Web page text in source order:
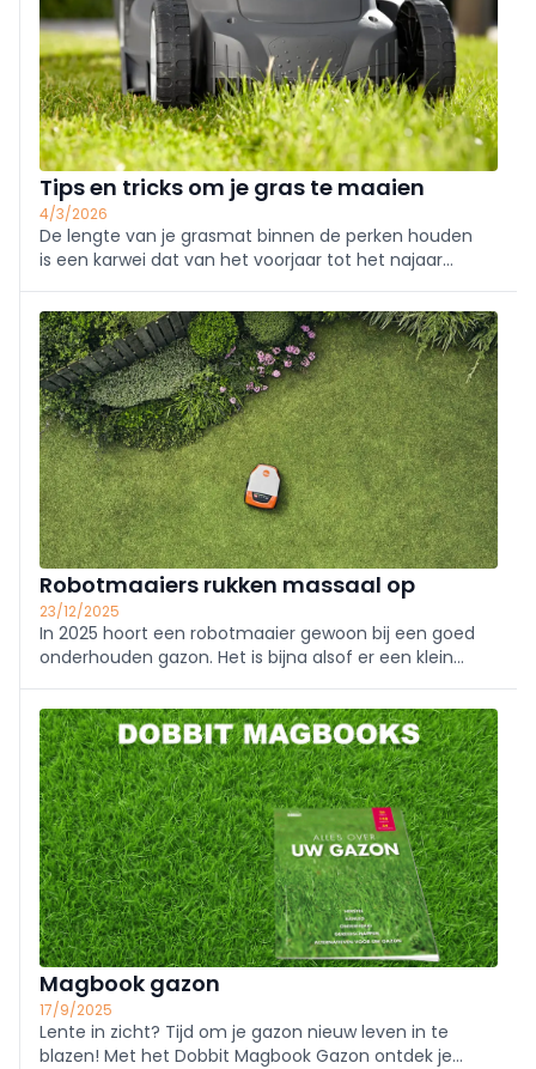
Tips en tricks om je gras te maaien
4/3/2026
De lengte van je grasmat binnen de perken houden
is een karwei dat van het voorjaar tot het najaar
dus belangrijk, al is er uiteraard niet maar één juiste
werkwijze.
Robotmaaiers rukken massaal op
23/12/2025
In 2025 hoort een robotmaaier gewoon bij een goed
onderhouden gazon. Het is bijna alsof er een klein
hij het gras volledig zelfstandig bijhoudt en netjes
achterlaat. Voor aannemers ...
Magbook gazon
17/9/2025
Lente in zicht? Tijd om je gazon nieuw leven in te
blazen! Met het Dobbit Magbook Gazon ontdek je